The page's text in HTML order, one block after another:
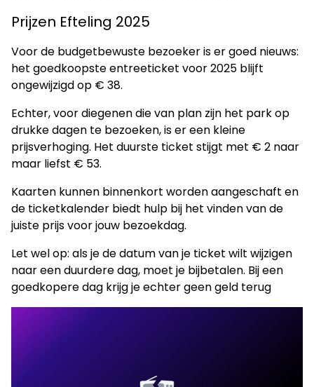
Prijzen Efteling 2025
Voor de budgetbewuste bezoeker is er goed nieuws:
het goedkoopste entreeticket voor 2025 blijft
ongewijzigd op € 38.
Echter, voor diegenen die van plan zijn het park op
drukke dagen te bezoeken, is er een kleine
prijsverhoging. Het duurste ticket stijgt met € 2 naar
maar liefst € 53.
Kaarten kunnen binnenkort worden aangeschaft en
de ticketkalender biedt hulp bij het vinden van de
juiste prijs voor jouw bezoekdag.
Let wel op: als je de datum van je ticket wilt wijzigen
naar een duurdere dag, moet je bijbetalen. Bij een
goedkopere dag krijg je echter geen geld terug